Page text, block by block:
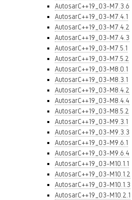
AutosarC++19_03-M7.3.6
AutosarC++19_03-M7.4.1
AutosarC++19_03-M7.4.2
AutosarC++19_03-M7.4.3
AutosarC++19_03-M7.5.1
AutosarC++19_03-M7.5.2
AutosarC++19_03-M8.0.1
AutosarC++19_03-M8.3.1
AutosarC++19_03-M8.4.2
AutosarC++19_03-M8.4.4
AutosarC++19_03-M8.5.2
AutosarC++19_03-M9.3.1
AutosarC++19_03-M9.3.3
AutosarC++19_03-M9.6.1
AutosarC++19_03-M9.6.4
AutosarC++19_03-M10.1.1
AutosarC++19_03-M10.1.2
AutosarC++19_03-M10.1.3
AutosarC++19_03-M10.2.1